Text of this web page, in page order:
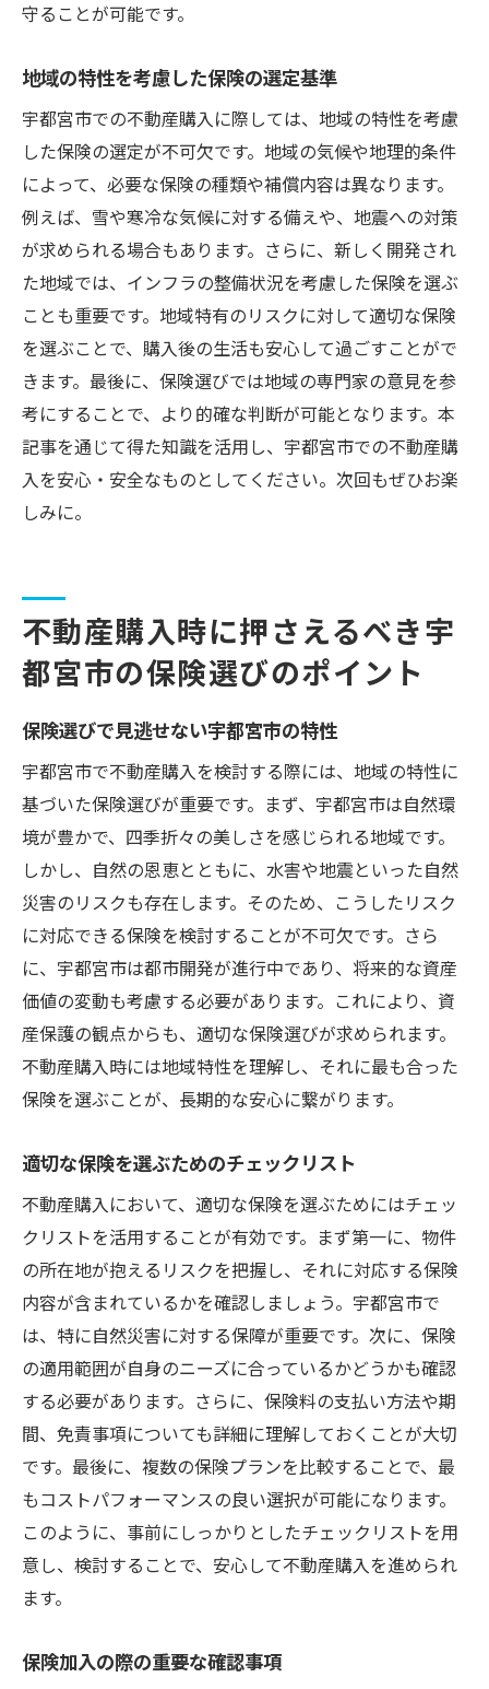
守ることが可能です。
地域の特性を考慮した保険の選定基準
宇都宮市での不動産購入に際しては、地域の特性を考慮
した保険の選定が不可欠です。地域の気候や地理的条件
によって、必要な保険の種類や補償内容は異なります。
例えば、雪や寒冷な気候に対する備えや、地震への対策
が求められる場合もあります。さらに、新しく開発され
た地域では、インフラの整備状況を考慮した保険を選ぶ
ことも重要です。地域特有のリスクに対して適切な保険
を選ぶことで、購入後の生活も安心して過ごすことがで
きます。最後に、保険選びでは地域の専門家の意見を参
考にすることで、より的確な判断が可能となります。本
記事を通じて得た知識を活用し、宇都宮市での不動産購
入を安心・安全なものとしてください。次回もぜひお楽
しみに。
不動産購入時に押さえるべき宇
都宮市の保険選びのポイント
保険選びで見逃せない宇都宮市の特性
宇都宮市で不動産購入を検討する際には、地域の特性に
基づいた保険選びが重要です。まず、宇都宮市は自然環
境が豊かで、四季折々の美しさを感じられる地域です。
しかし、自然の恩恵とともに、水害や地震といった自然
災害のリスクも存在します。そのため、こうしたリスク
に対応できる保険を検討することが不可欠です。さら
に、宇都宮市は都市開発が進行中であり、将来的な資産
価値の変動も考慮する必要があります。これにより、資
産保護の観点からも、適切な保険選びが求められます。
不動産購入時には地域特性を理解し、それに最も合った
保険を選ぶことが、長期的な安心に繋がります。
適切な保険を選ぶためのチェックリスト
不動産購入において、適切な保険を選ぶためにはチェッ
クリストを活用することが有効です。まず第一に、物件
の所在地が抱えるリスクを把握し、それに対応する保険
内容が含まれているかを確認しましょう。宇都宮市で
は、特に自然災害に対する保障が重要です。次に、保険
の適用範囲が自身のニーズに合っているかどうかも確認
する必要があります。さらに、保険料の支払い方法や期
間、免責事項についても詳細に理解しておくことが大切
です。最後に、複数の保険プランを比較することで、最
もコストパフォーマンスの良い選択が可能になります。
このように、事前にしっかりとしたチェックリストを用
意し、検討することで、安心して不動産購入を進められ
ます。
保険加入の際の重要な確認事項